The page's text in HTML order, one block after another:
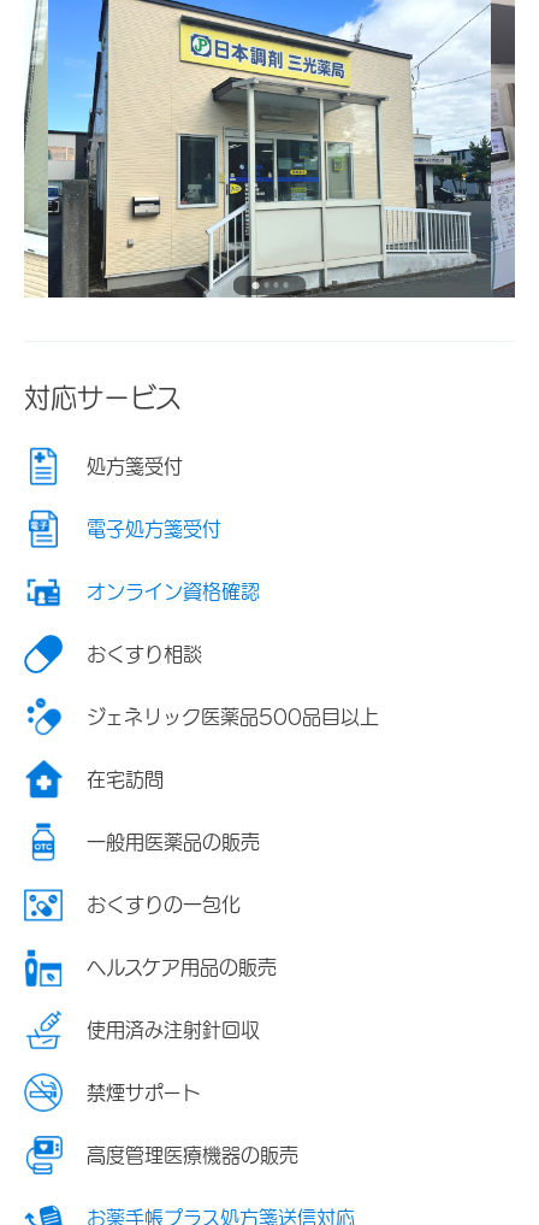
対応サービス
処方箋受付
電子処方箋受付
オンライン資格確認
おくすり相談
ジェネリック医薬品500品目以上
在宅訪問
一般用医薬品の販売
おくすりの一包化
ヘルスケア用品の販売
使用済み注射針回収
禁煙サポート
高度管理医療機器の販売
お薬手帳プラス処方箋送信対応